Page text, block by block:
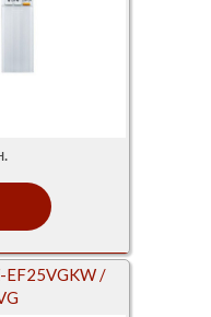
EF25VGKW /